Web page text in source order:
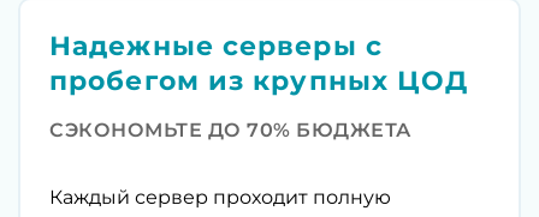
Надежные серверы с
пробегом из крупных ЦОД
СЭКОНОМЬТЕ ДО 70% БЮДЖЕТА
Каждый сервер проходит полную